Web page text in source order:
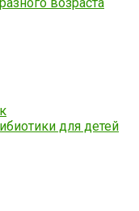
для детей